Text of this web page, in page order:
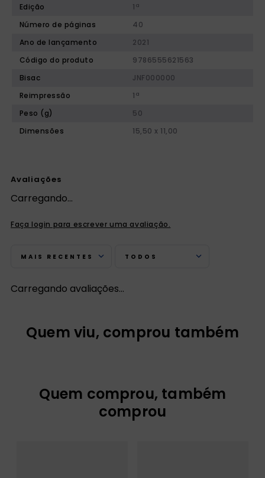
Edição
1ª
Número de páginas
40
Ano de lançamento
2021
Código do produto
9786555621563
Bisac
JNF000000
Reimpressão
1ª
Peso (g)
50
Dimensões
15,50 x 11,00
Avaliações
Carregando…
Faça login para escrever uma avaliação.
MAIS RECENTES TODOS
Carregando avaliações…
Quem viu, comprou também
Quem comprou, também
comprou